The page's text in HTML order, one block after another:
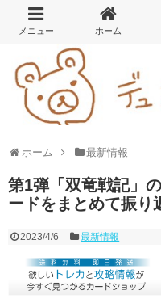
ホーム 最新情報
第1弾「双竜戦記」
ードをまとめて振り
2023/4/6 最新情報